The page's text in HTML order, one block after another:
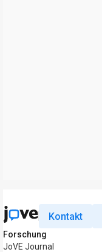
Kontakt
Forschung
JoVE Journal